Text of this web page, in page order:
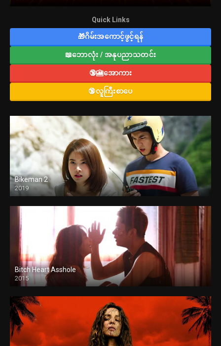
Quick Links
🎁ဂိမ်းအကောင့်ဖွင့်ရန်
📖ဘောလုံး / အနုပညာသတင်း
🔞🎦အောကား
🔞လူကြီးစာပေ
Bikeman 2
2019
Bitch Heart Asshole
2015